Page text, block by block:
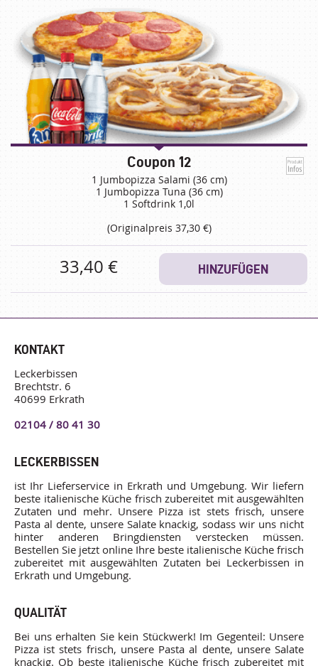
Coupon 12
1 Jumbopizza Salami (36 cm)
1 Jumbopizza Tuna (36 cm)
1 Softdrink 1,0l
(Originalpreis 37,30 €)
33,40 € HINZUFÜGEN
KONTAKT
Leckerbissen
Brechtstr. 6
40699 Erkrath
02104 / 80 41 30
LECKERBISSEN
ist Ihr Lieferservice in Erkrath und Umgebung. Wir liefern
beste italienische Küche frisch zubereitet mit ausgewählten
Zutaten und mehr. Unsere Pizza ist stets frisch, unsere
Pasta al dente, unsere Salate knackig, sodass wir uns nicht
hinter anderen Bringdiensten verstecken müssen.
Bestellen Sie jetzt online Ihre beste italienische Küche frisch
zubereitet mit ausgewählten Zutaten bei Leckerbissen in
Erkrath und Umgebung.
QUALITÄT
Bei uns erhalten Sie kein Stückwerk! Im Gegenteil: Unsere
Pizza ist stets frisch, unsere Pasta al dente, unsere Salate
knackig. Ob beste italienische Küche frisch zubereitet mit